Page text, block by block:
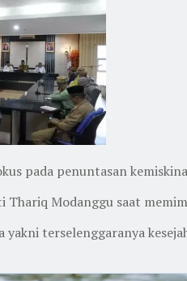
pada penuntasan
Thariq Modanggu saat
yakni terselenggaranya